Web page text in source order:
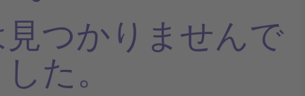
つかりませんで
した。